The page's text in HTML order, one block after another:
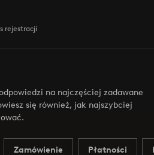
rejestracji
na najczęściej zadawane
się również, jak najszybciej
Zamówienie Płatności